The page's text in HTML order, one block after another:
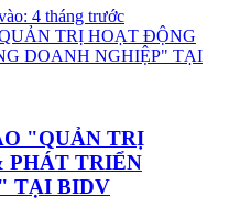
4 tháng trước
"QUẢN TRỊ
PHÁT TRIỂN
TẠI BIDV